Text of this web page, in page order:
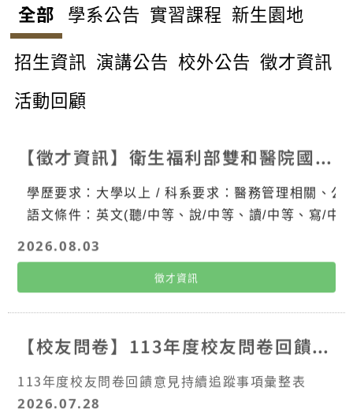
全部 學系公告 實習課程 新生園地
招生資訊 演講公告 校外公告 徵才資訊
活動回顧
【徵才資訊】衛生福利部雙和醫院國際醫療中心誠徵計畫專員
學歷要求：大學以上 / 科系要求：醫務管理相關、公
語文條件：英文(聽/中等、說/中等、讀/中等、寫/中
2026.08.03
徵才資訊
【校友問卷】113年度校友問卷回饋意見持續追蹤事項彙整表
113年度校友問卷回饋意見持續追蹤事項彙整表
2026.07.28